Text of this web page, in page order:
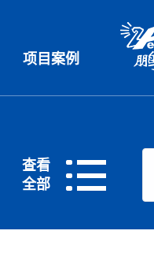
项目案例
查看
全部